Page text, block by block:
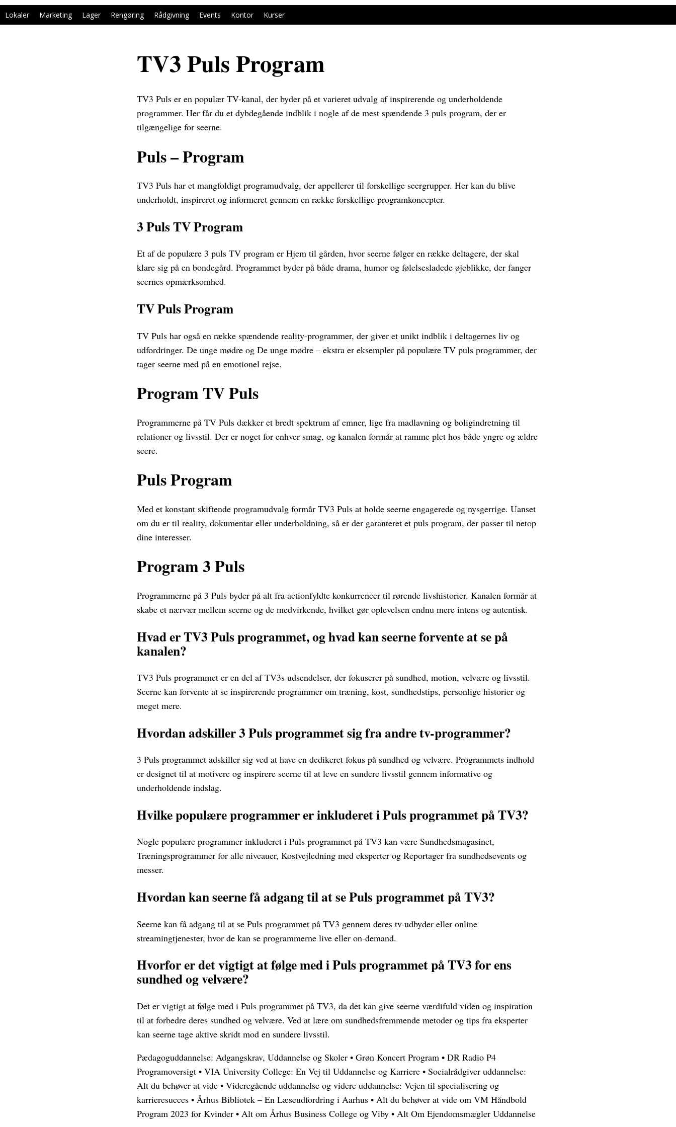
Lokaler Marketing Lager Rengøring Rådgivning Events Kontor Kurser
TV3 Puls Program
TV3 Puls er en populær TV-kanal, der byder på et varieret udvalg af inspirerende og underholdende
programmer. Her får du et dybdegående indblik i nogle af de mest spændende 3 puls program, der er
tilgængelige for seerne.
Puls – Program
TV3 Puls har et mangfoldigt programudvalg, der appellerer til forskellige seergrupper. Her kan du blive
underholdt, inspireret og informeret gennem en række forskellige programkoncepter.
3 Puls TV Program
Et af de populære 3 puls TV program er Hjem til gården, hvor seerne følger en række deltagere, der skal
klare sig på en bondegård. Programmet byder på både drama, humor og følelsesladede øjeblikke, der fanger
seernes opmærksomhed.
TV Puls Program
TV Puls har også en række spændende reality-programmer, der giver et unikt indblik i deltagernes liv og
udfordringer. De unge mødre og De unge mødre – ekstra er eksempler på populære TV puls programmer, der
tager seerne med på en emotionel rejse.
Program TV Puls
Programmerne på TV Puls dækker et bredt spektrum af emner, lige fra madlavning og boligindretning til
relationer og livsstil. Der er noget for enhver smag, og kanalen formår at ramme plet hos både yngre og ældre
seere.
Puls Program
Med et konstant skiftende programudvalg formår TV3 Puls at holde seerne engagerede og nysgerrige. Uanset
om du er til reality, dokumentar eller underholdning, så er der garanteret et puls program, der passer til netop
dine interesser.
Program 3 Puls
Programmerne på 3 Puls byder på alt fra actionfyldte konkurrencer til rørende livshistorier. Kanalen formår at
skabe et nærvær mellem seerne og de medvirkende, hvilket gør oplevelsen endnu mere intens og autentisk.
Hvad er TV3 Puls programmet, og hvad kan seerne forvente at se på
kanalen?
TV3 Puls programmet er en del af TV3s udsendelser, der fokuserer på sundhed, motion, velvære og livsstil.
Seerne kan forvente at se inspirerende programmer om træning, kost, sundhedstips, personlige historier og
meget mere.
Hvordan adskiller 3 Puls programmet sig fra andre tv-programmer?
3 Puls programmet adskiller sig ved at have en dedikeret fokus på sundhed og velvære. Programmets indhold
er designet til at motivere og inspirere seerne til at leve en sundere livsstil gennem informative og
underholdende indslag.
Hvilke populære programmer er inkluderet i Puls programmet på TV3?
Nogle populære programmer inkluderet i Puls programmet på TV3 kan være Sundhedsmagasinet,
Træningsprogrammer for alle niveauer, Kostvejledning med eksperter og Reportager fra sundhedsevents og
messer.
Hvordan kan seerne få adgang til at se Puls programmet på TV3?
Seerne kan få adgang til at se Puls programmet på TV3 gennem deres tv-udbyder eller online
streamingtjenester, hvor de kan se programmerne live eller on-demand.
Hvorfor er det vigtigt at følge med i Puls programmet på TV3 for ens
sundhed og velvære?
Det er vigtigt at følge med i Puls programmet på TV3, da det kan give seerne værdifuld viden og inspiration
til at forbedre deres sundhed og velvære. Ved at lære om sundhedsfremmende metoder og tips fra eksperter
kan seerne tage aktive skridt mod en sundere livsstil.
Pædagoguddannelse: Adgangskrav, Uddannelse og Skoler • Grøn Koncert Program • DR Radio P4
Programoversigt • VIA University College: En Vej til Uddannelse og Karriere • Socialrådgiver uddannelse:
Alt du behøver at vide • Videregående uddannelse og videre uddannelse: Vejen til specialisering og
karrieresucces • Århus Bibliotek – En Læseudfordring i Aarhus • Alt du behøver at vide om VM Håndbold
Program 2023 for Kvinder • Alt om Århus Business College og Viby • Alt Om Ejendomsmægler Uddannelse